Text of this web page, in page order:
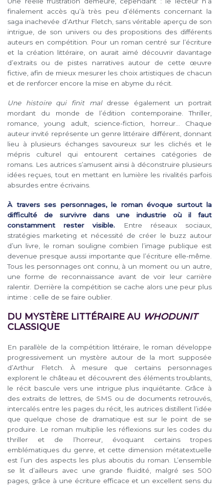
finalement accès qu’à très peu d’éléments concernant la
saga inachevée d’Arthur Fletch, sans véritable aperçu de son
intrigue, de son univers ou des propositions des différents
auteurs en compétition. Pour un roman centré sur l’écriture
et la création littéraire, on aurait aimé découvrir davantage
d’extraits ou de pistes narratives autour de cette œuvre
fictive, afin de mieux mesurer les choix artistiques de chacun
et de renforcer encore la mise en abyme du récit.
Une histoire qui finit maldresse également un portrait
mordant du monde de l’édition contemporaine. Thriller,
romance, young adult, science-fiction, horreur… Chaque
auteur invité représente un genre littéraire différent, donnant
lieu à plusieurs échanges savoureux sur les clichés et le
mépris culturel qui entourent certaines catégories de
romans. Les autrices s’amusent ainsi à déconstruire plusieurs
idées reçues, tout en mettant en lumière les rivalités parfois
absurdes entre écrivains.
À travers ses personnages, le roman évoque surtout la
difficulté de survivre dans une industrie où il faut
constamment rester visible. Entre réseaux sociaux,
stratégies marketing et nécessité de créer le buzz autour
d’un livre, le roman souligne combien l’image publique est
devenue presque aussi importante que l’écriture elle-même.
Tous les personnages ont connu, à un moment ou un autre,
une forme de reconnaissance avant de voir leur carrière
ralentir. Derrière la compétition se cache alors une peur plus
intime : celle de se faire oublier.
DU MYSTÈRE LITTÉRAIRE AU WHODUNIT
CLASSIQUE
En parallèle de la compétition littéraire, le roman développe
progressivement un mystère autour de la mort supposée
d’Arthur Fletch. À mesure que certains personnages
explorent le château et découvrent des éléments troublants,
le récit bascule vers une intrigue plus inquiétante. Grâce à
des extraits de lettres, de SMS ou de documents retrouvés,
intercalés entre les pages du récit, les autrices distillent l’idée
que quelque chose de dramatique est sur le point de se
produire. Le roman multiplie les réflexions sur les codes du
thriller et de l’horreur, évoquant certains tropes
emblématiques du genre, et cette dimension métatextuelle
est l’un des aspects les plus aboutis du roman. L’ensemble
se lit d’ailleurs avec une grande fluidité, malgré ses 500
pages, grâce à une écriture efficace et un excellent sens du